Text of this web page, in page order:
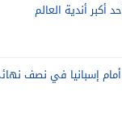
إسبانيا في نصف نهائي